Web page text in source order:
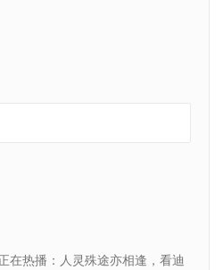
在热播：人灵殊途亦相逢，看迪